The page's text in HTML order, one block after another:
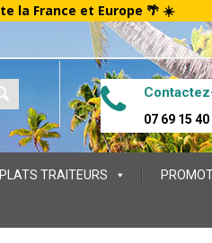
la France et Europe 🌴 ☀️
07 69 15 40
PLATS TRAITEURS